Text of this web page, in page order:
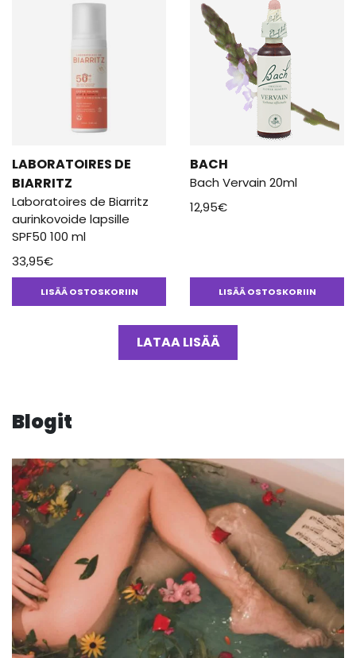
LABORATOIRES DE
BIARRITZ
Laboratoires de Biarritz
aurinkovoide lapsille
SPF50 100 ml
33,95€
LISÄÄ OSTOSKORIIN
BACH
Bach Vervain 20ml
12,95€
LISÄÄ OSTOSKORIIN
LATAA LISÄÄ
Blogit